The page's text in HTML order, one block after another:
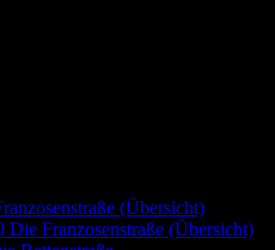
(Übersicht)
Die Franzosenstraße (Übersicht)